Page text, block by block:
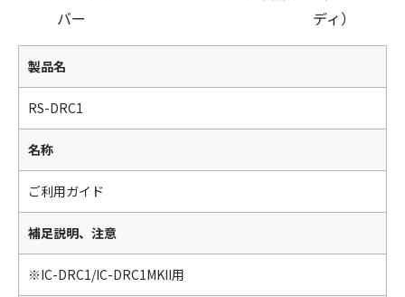
バー
ディ）
製品名
RS-DRC1
名称
ご利用ガイド
補足説明、注意
※IC-DRC1/IC-DRC1MKII用